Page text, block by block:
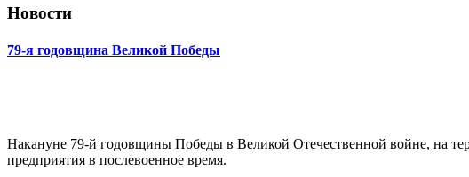
Новости
79-я годовщина Великой Победы
Накануне 79-й годовщины Победы в Великой Отечественной войне, на
предприятия в послевоенное время.